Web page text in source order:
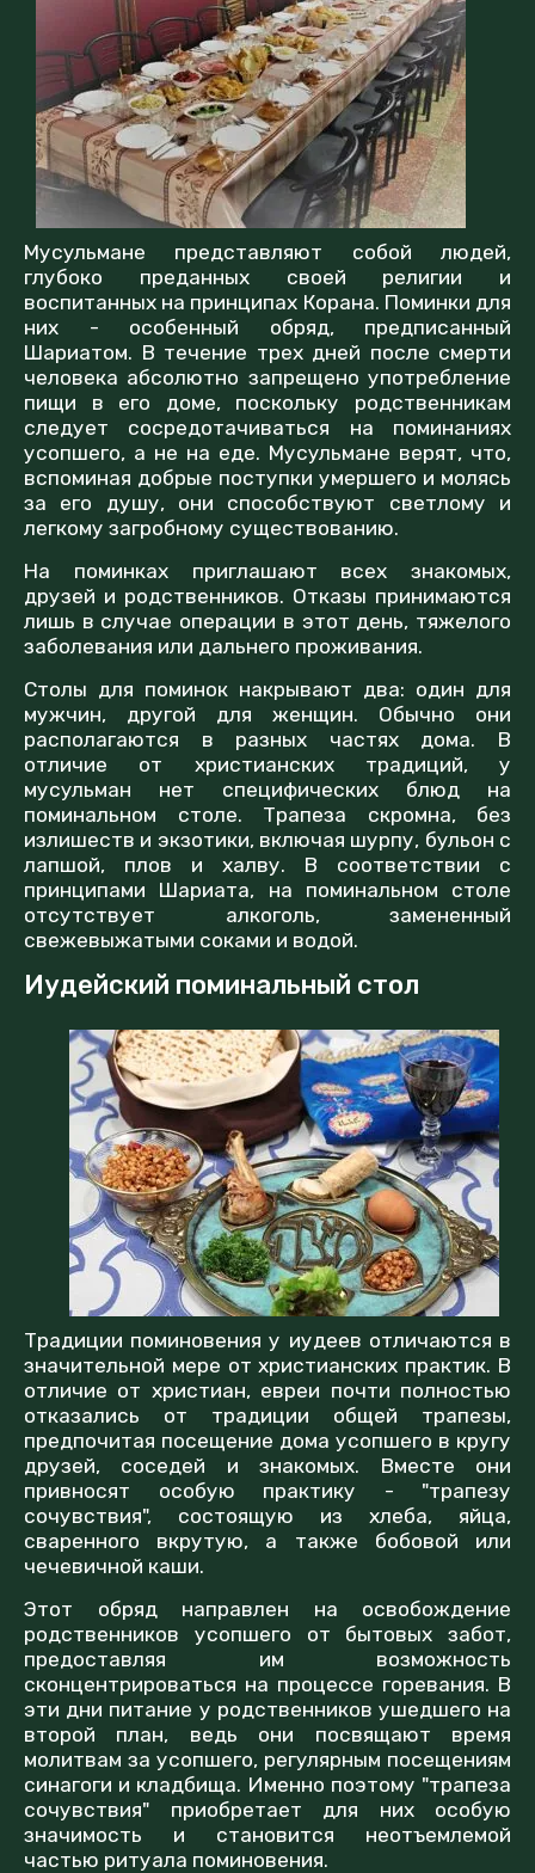
Мусульмане представляют собой людей,
глубоко преданных своей религии и
воспитанных на принципах Корана. Поминки для
них - особенный обряд, предписанный
Шариатом. В течение трех дней после смерти
человека абсолютно запрещено употребление
пищи в его доме, поскольку родственникам
следует сосредотачиваться на поминаниях
усопшего, а не на еде. Мусульмане верят, что,
вспоминая добрые поступки умершего и молясь
за его душу, они способствуют светлому и
легкому загробному существованию.
На поминках приглашают всех знакомых,
друзей и родственников. Отказы принимаются
лишь в случае операции в этот день, тяжелого
заболевания или дальнего проживания.
Столы для поминок накрывают два: один для
мужчин, другой для женщин. Обычно они
располагаются в разных частях дома. В
отличие от христианских традиций, у
мусульман нет специфических блюд на
поминальном столе. Трапеза скромна, без
излишеств и экзотики, включая шурпу, бульон с
лапшой, плов и халву. В соответствии с
принципами Шариата, на поминальном столе
отсутствует алкоголь, замененный
свежевыжатыми соками и водой.
Иудейский поминальный стол
Традиции поминовения у иудеев отличаются в
значительной мере от христианских практик. В
отличие от христиан, евреи почти полностью
отказались от традиции общей трапезы,
предпочитая посещение дома усопшего в кругу
друзей, соседей и знакомых. Вместе они
привносят особую практику - "трапезу
сочувствия", состоящую из хлеба, яйца,
сваренного вкрутую, а также бобовой или
чечевичной каши.
Этот обряд направлен на освобождение
родственников усопшего от бытовых забот,
предоставляя им возможность
сконцентрироваться на процессе горевания. В
эти дни питание у родственников ушедшего на
второй план, ведь они посвящают время
молитвам за усопшего, регулярным посещениям
синагоги и кладбища. Именно поэтому "трапеза
сочувствия" приобретает для них особую
значимость и становится неотъемлемой
частью ритуала поминовения.